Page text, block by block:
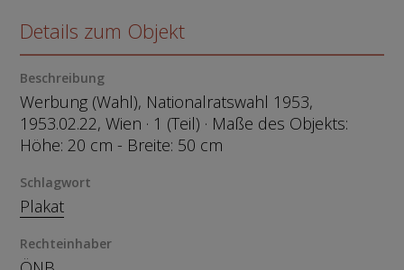
Details zum Objekt
Beschreibung
Werbung (Wahl), Nationalratswahl 1953,
1953.02.22, Wien · 1 (Teil) · Maße des Objekts:
Höhe: 20 cm - Breite: 50 cm
Schlagwort
Plakat
Rechteinhaber